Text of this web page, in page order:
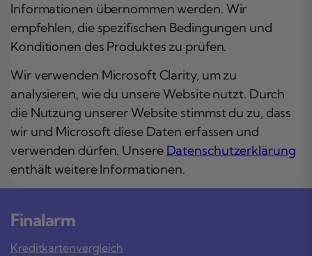
Informationen übernommen werden. Wir
empfehlen, die spezifischen Bedingungen und
Konditionen des Produktes zu prüfen.
Wir verwenden Microsoft Clarity, um zu
analysieren, wie du unsere Website nutzt. Durch
die Nutzung unserer Website stimmst du zu, dass
wir und Microsoft diese Daten erfassen und
verwenden dürfen. Unsere Datenschutzerklärung
enthält weitere Informationen.
Finalarm
Kreditkartenvergleich